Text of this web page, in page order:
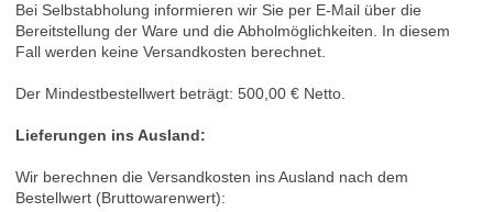
Bei Selbstabholung informieren wir Sie per E-Mail über die
Bereitstellung der Ware und die Abholmöglichkeiten. In diesem
Fall werden keine Versandkosten berechnet.
Der Mindestbestellwert beträgt: 500,00 € Netto.
Lieferungen ins Ausland:
Wir berechnen die Versandkosten ins Ausland nach dem
Bestellwert (Bruttowarenwert):